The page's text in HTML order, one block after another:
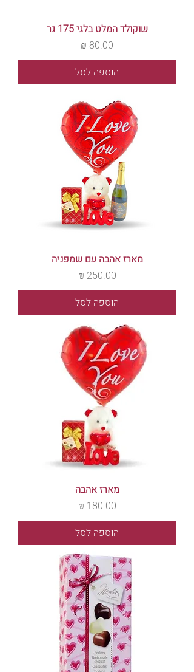
שוקולד המלט בלגי 175 גר
מחיר
הוספה לסל
מארז אהבה עם שמפניה
מחיר
הוספה לסל
מארז אהבה
מחיר
הוספה לסל